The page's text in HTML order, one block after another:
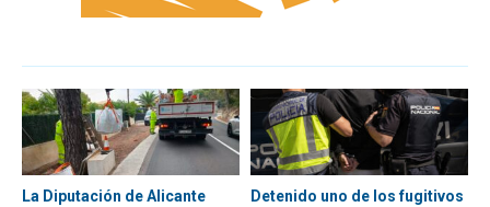
La Diputación de Alicante
Detenido uno de los fugitivos